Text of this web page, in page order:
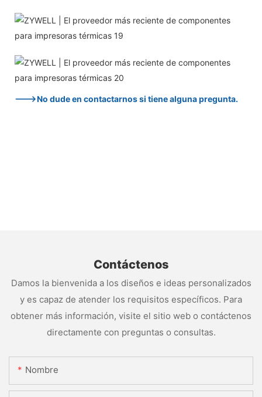
--->No dude en contactarnos si tiene alguna pregunta.
Contáctenos
Damos la bienvenida a los diseños e ideas personalizados
y es capaz de atender los requisitos específicos. Para
obtener más información, visite el sitio web o contáctenos
directamente con preguntas o consultas.
Nombre